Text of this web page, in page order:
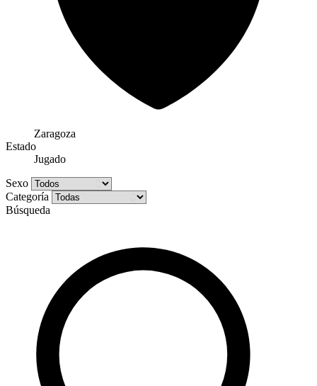
Zaragoza
Estado
Jugado
Sexo
Categoría
Búsqueda